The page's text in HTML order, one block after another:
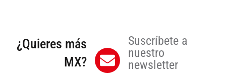
¿Quieres más
MX?
Suscríbete a
nuestro
newsletter